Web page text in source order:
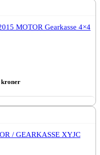
MOTOR Gearkasse 4×4
kroner
/ GEARKASSE XYJC